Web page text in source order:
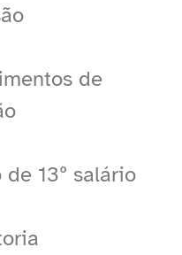
de
13º salário